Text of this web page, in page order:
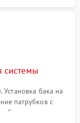
системы
бака на
патрубков с
стыков